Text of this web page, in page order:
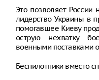
Это позволяет России
лидерство Украины в
помогавшее Киеву
острую нехватку
военными поставками
Беспилотники вместо